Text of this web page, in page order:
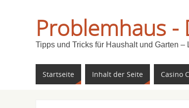
Problemhaus -
Tipps und Tricks für Haushalt und Garten
Startseite Inhalt der Seite Casino